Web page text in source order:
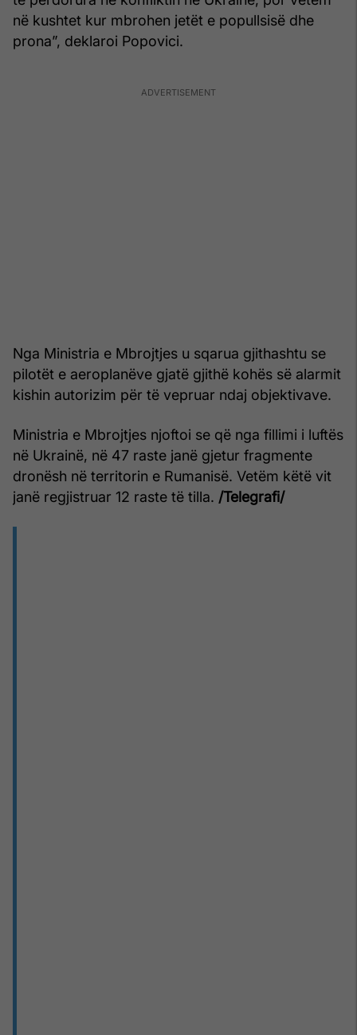
në kushtet kur mbrohen jetët e popullsisë dhe
prona”, deklaroi Popovici.
Nga Ministria e Mbrojtjes u sqarua gjithashtu se
pilotët e aeroplanëve gjatë gjithë kohës së alarmit
kishin autorizim për të vepruar ndaj objektivave.
Ministria e Mbrojtjes njoftoi se që nga fillimi i luftës
në Ukrainë, në 47 raste janë gjetur fragmente
dronësh në territorin e Rumanisë. Vetëm këtë vit
janë regjistruar 12 raste të tilla. /Telegrafi/